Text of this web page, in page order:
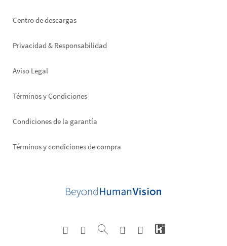
Footer
Centro de descargas
Privacidad & Responsabilidad
Aviso Legal
Términos y Condiciones
Condiciones de la garantía
Términos y condiciones de compra